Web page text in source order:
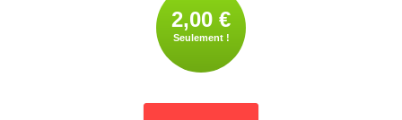
2,00 €
Seulement !